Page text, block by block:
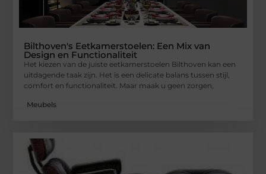
Bilthoven's Eetkamerstoelen: Een Mix van
Design en Functionaliteit
Het kiezen van de juiste eetkamerstoelen Bilthoven kan een
uitdagende taak zijn. Het is een delicate balans tussen stijl,
comfort en functionaliteit. Maar maak u geen zorgen,
Meubels